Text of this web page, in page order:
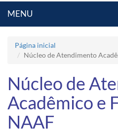
MENU
Página inicial
Núcleo de Atendimento
Núcleo de
Acadêmico e
NAAF